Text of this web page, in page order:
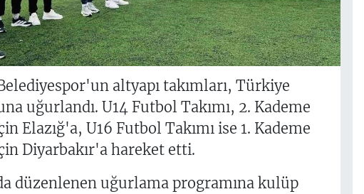
altyapı takımları, Türkiye
uğurlandı. U14 Futbol Takımı, 2. Kademe
Elazığ'a, U16 Futbol Takımı ise 1. Kademe
Diyarbakır'a hareket etti.
düzenlenen uğurlama programına kulüp